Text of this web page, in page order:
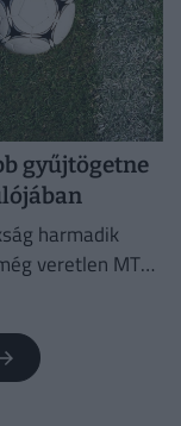
gyűjtögetne
harmadik
veretlen MTK